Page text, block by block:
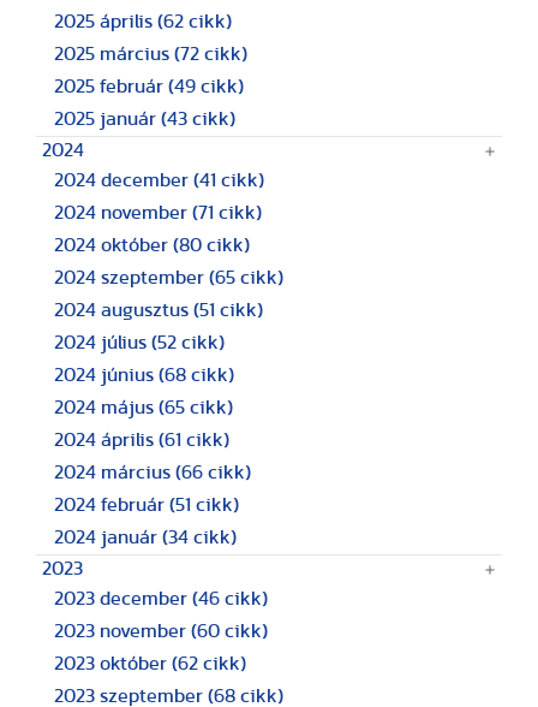
2025 április (62 cikk)
2025 március (72 cikk)
2025 február (49 cikk)
2025 január (43 cikk)
2024
2024 december (41 cikk)
2024 november (71 cikk)
2024 október (80 cikk)
2024 szeptember (65 cikk)
2024 augusztus (51 cikk)
2024 július (52 cikk)
2024 június (68 cikk)
2024 május (65 cikk)
2024 április (61 cikk)
2024 március (66 cikk)
2024 február (51 cikk)
2024 január (34 cikk)
2023
2023 december (46 cikk)
2023 november (60 cikk)
2023 október (62 cikk)
2023 szeptember (68 cikk)